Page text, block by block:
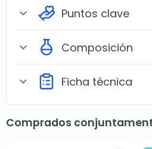
expand_more Puntos clave
expand_more Composición
expand_more Ficha técnica
Comprados